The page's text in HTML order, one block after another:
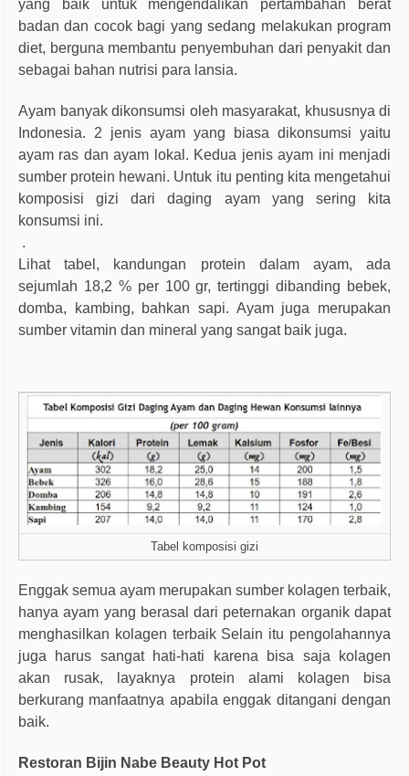
yang baik untuk mengendalikan pertambahan berat
badan dan cocok bagi yang sedang melakukan program
diet, berguna membantu penyembuhan dari penyakit dan
sebagai bahan nutrisi para lansia.
Ayam banyak dikonsumsi oleh masyarakat, khususnya di
Indonesia. 2 jenis ayam yang biasa dikonsumsi yaitu
ayam ras dan ayam lokal. Kedua jenis ayam ini menjadi
sumber protein hewani. Untuk itu penting kita mengetahui
komposisi gizi dari daging ayam yang sering kita
konsumsi ini.
.
Lihat tabel, kandungan protein dalam ayam, ada
sejumlah 18,2 % per 100 gr, tertinggi dibanding bebek,
domba, kambing, bahkan sapi. Ayam juga merupakan
sumber vitamin dan mineral yang sangat baik juga.
Tabel komposisi gizi
Enggak semua ayam merupakan sumber kolagen terbaik,
hanya ayam yang berasal dari peternakan organik dapat
menghasilkan kolagen terbaik Selain itu pengolahannya
juga harus sangat hati-hati karena bisa saja kolagen
akan rusak, layaknya protein alami kolagen bisa
berkurang manfaatnya apabila enggak ditangani dengan
baik.
Restoran Bijin Nabe Beauty Hot Pot